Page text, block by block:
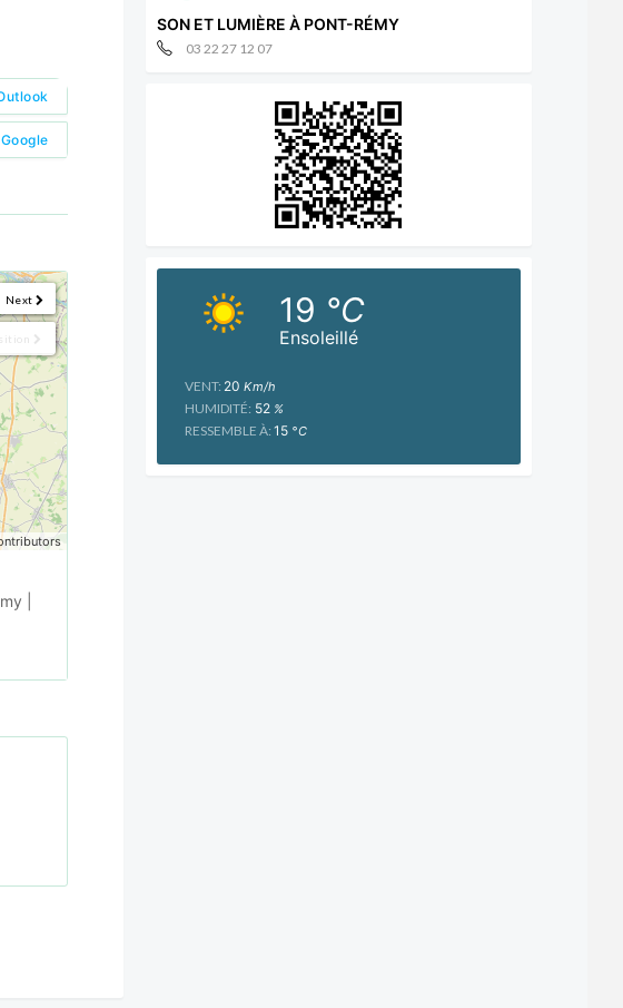
Next
SON ET LUMIÈRE À PONT-RÉMY
03 22 27 12 07
Ensoleillé
19 °C
VENT: 20 Km/h
HUMIDITÉ: 52%
RESSEMBLE À: 15°C